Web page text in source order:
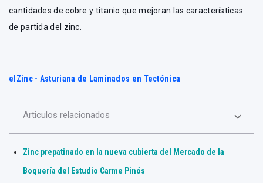
cantidades de cobre y titanio que mejoran las características
de partida del zinc.
elZinc - Asturiana de Laminados en Tectónica
Articulos relacionados
Zinc prepatinado en la nueva cubierta del Mercado de la
Boquería del Estudio Carme Pinós